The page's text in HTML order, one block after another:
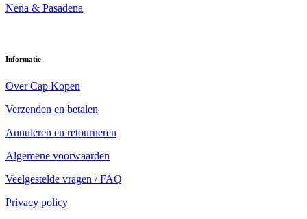
Nena & Pasadena
Informatie
Over Cap Kopen
Verzenden en betalen
Annuleren en retourneren
Algemene voorwaarden
Veelgestelde vragen / FAQ
Privacy policy